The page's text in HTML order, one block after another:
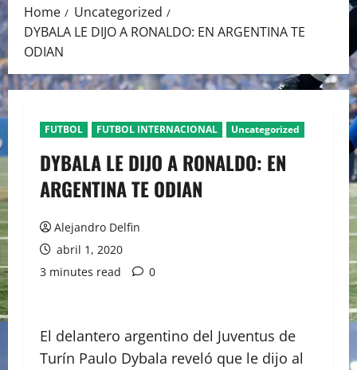
Home
Uncategorized
DYBALA LE DIJO A RONALDO: EN ARGENTINA TE
ODIAN
FUTBOL FUTBOL INTERNACIONAL Uncategorized
DYBALA LE DIJO A RONALDO: EN
ARGENTINA TE ODIAN
Alejandro Delfin
abril 1, 2020
3 minutes read
0
El delantero argentino del Juventus de
Turín Paulo Dybala reveló que le dijo al